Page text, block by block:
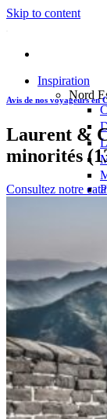
Skip to content
Inspiration
Nord
Nord
Avis de nos voyageurs en
Laurent &
minorités
Consultez notre